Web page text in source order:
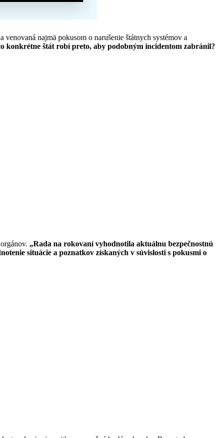
najmä pokusom o narušenie štátnych systémov a
konkrétne štát robí preto, aby podobným incidentom zabránil?
„Rada na rokovaní vyhodnotila aktuálnu bezpečnostnú
situácie a poznatkov získaných v súvislosti s pokusmi o